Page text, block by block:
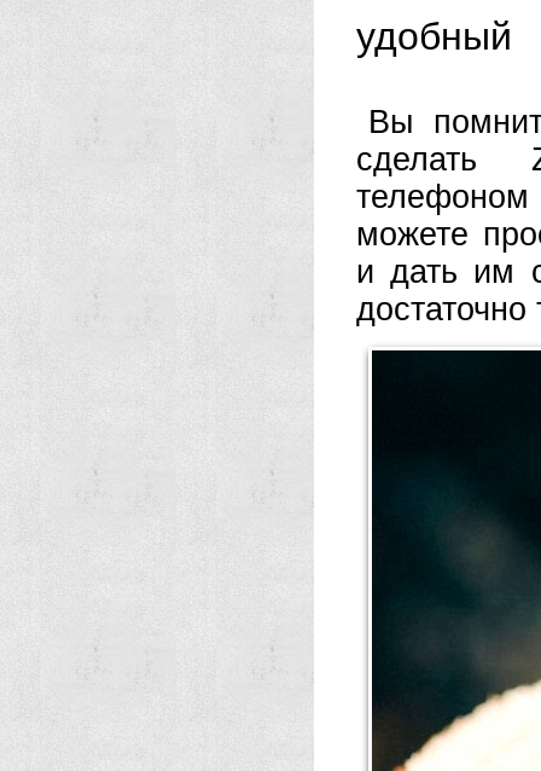
удобный
Вы
сделать
можете
и дать им
достаточно